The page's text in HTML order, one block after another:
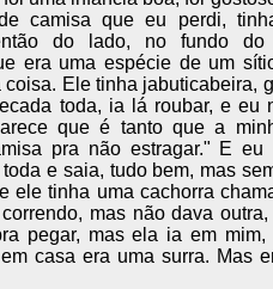
camisa que eu perdi,
do lado, no fundo do
era uma espécie de um
Ele tinha jabuticabeira,
toda, ia lá roubar, e eu
que é tanto que a
pra não estragar." E eu
e saia, tudo bem, mas
ele tinha uma cachorra
mas não dava
pegar, mas ela ia em mim,
casa era uma surra. Mas